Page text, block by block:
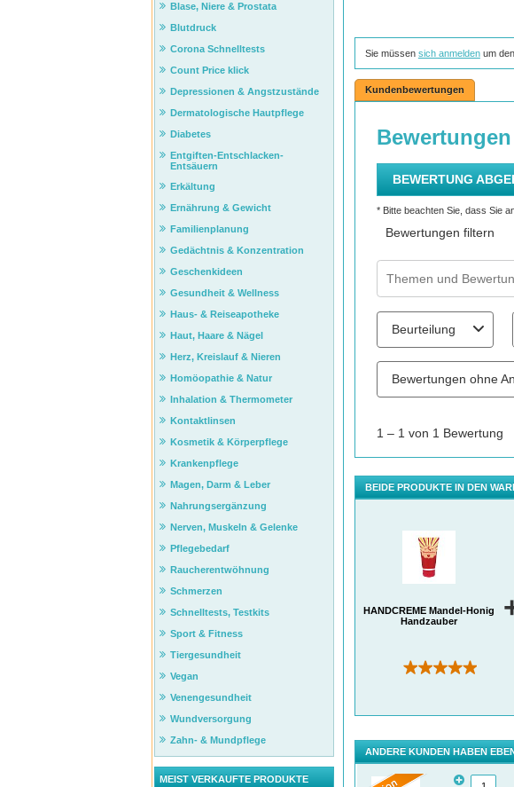
Sie müssen sich anmeldenum
Kundenbewertungen
BEIDE PRODUKTE IN DEN
HANDCREME Mandel-Honig
Handzauber
(1)
ANDERE KUNDEN HABEN
Blase, Niere & Prostata
Blutdruck
Corona Schnelltests
Count Price klick
Depressionen & Angstzustände
Dermatologische Hautpflege
Diabetes
Entgiften-Entschlacken-
Entsäuern
Erkältung
Ernährung & Gewicht
Familienplanung
Gedächtnis & Konzentration
Geschenkideen
Gesundheit & Wellness
Haus- & Reiseapotheke
Haut, Haare & Nägel
Herz, Kreislauf & Nieren
Homöopathie & Natur
Inhalation & Thermometer
Kontaktlinsen
Kosmetik & Körperpflege
Krankenpflege
Magen, Darm & Leber
Nahrungsergänzung
Nerven, Muskeln & Gelenke
Pflegebedarf
Raucherentwöhnung
Schmerzen
Schnelltests, Testkits
Sport & Fitness
Tiergesundheit
Vegan
Venengesundheit
Wundversorgung
Zahn- & Mundpflege
MEIST VERKAUFTE PRODUKTE